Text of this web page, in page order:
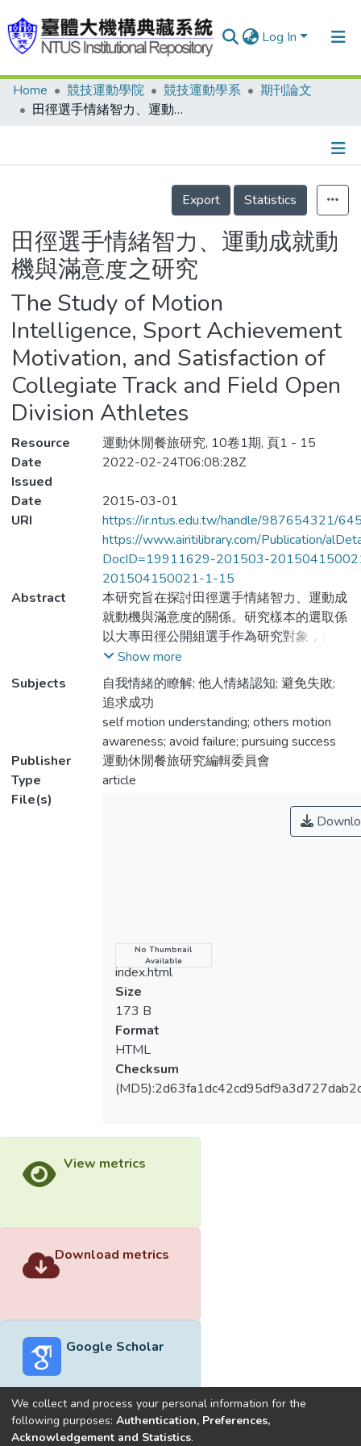
Log In
Communities & Collections
Statistics
Home 競技運動學院 競技運動學系
期刊論文
田徑選手情緒智力、運動成就動機與滿意度之研究
Details
Export
Statistics
田徑選手情緒智力、運動成就動
機與滿意度之研究
The Study of Motion
Intelligence, Sport Achievement
Motivation, and Satisfaction of
Collegiate Track and Field Open
Division Athletes
Resource
運動休閒餐旅研究, 10卷1期, 頁1 - 15
Date
Issued
2022-02-24T06:08:28Z
Date
2015-03-01
URI
https://ir.ntus.edu.tw/handle/987654321/
https://www.airitilibrary.com/Publication/
DocID=19911629-201503-
201504150021-1-15
Abstract
本研究旨在探討田徑選手情緒智力、運動成
就動機與滿意度的關係。研究樣本的選取係
以大專田徑公開組選手作為研究對象，採便
利取樣的方式進行問卷調查及蒐集相關資
訊，本研究以獨立樣本t檢定、單因子變異
數分析、典型相關及多元逐步迴歸進行資料
分析。結果得知男生較女生傾向於「自我情
緒的瞭解」；校級代表隊顯著高於全中運代
表隊傾向於「追求成功」動機；情緒智力的
「自我激勵」與「他人情緒認知」越高則運
越高；情緒智力的「自我情緒管理」、「自
我情緒的瞭解」及運動成就動機的「追求成
Show more
Subjects
自我情緒的瞭解; 他人情緒認知; 避免失敗;
追求成功
self motion understanding; others motion
awareness; avoid failure; pursuing success
Publisher
運動休閒餐旅研究編輯委員會
Type
article
File(s)
No Thumbnail
Available
Name
index.html
Size
173 B
Format
HTML
Checksum
View metrics
Download metrics
Google Scholar
Built withDSpace-CRIS software
We collect and process your personal information for the
following purposes: Authentication, Preferences,
Acknowledgement and Statistics.